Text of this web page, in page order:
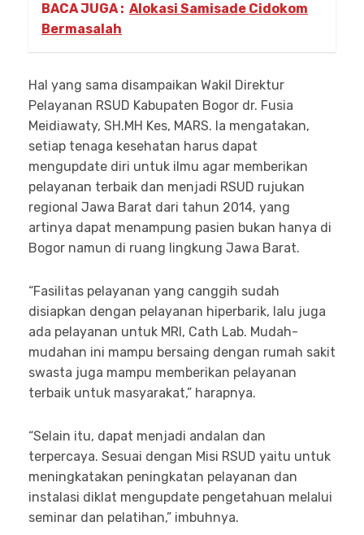
BACA JUGA : Alokasi Samisade Cidokom
Bermasalah
Hal yang sama disampaikan Wakil Direktur
Pelayanan RSUD Kabupaten Bogor dr. Fusia
Meidiawaty, SH.MH Kes, MARS. Ia mengatakan,
setiap tenaga kesehatan harus dapat
mengupdate diri untuk ilmu agar memberikan
pelayanan terbaik dan menjadi RSUD rujukan
regional Jawa Barat dari tahun 2014, yang
artinya dapat menampung pasien bukan hanya di
Bogor namun di ruang lingkung Jawa Barat.
“Fasilitas pelayanan yang canggih sudah
disiapkan dengan pelayanan hiperbarik, lalu juga
ada pelayanan untuk MRI, Cath Lab. Mudah-
mudahan ini mampu bersaing dengan rumah sakit
swasta juga mampu memberikan pelayanan
terbaik untuk masyarakat,” harapnya.
“Selain itu, dapat menjadi andalan dan
terpercaya. Sesuai dengan Misi RSUD yaitu untuk
meningkatakan peningkatan pelayanan dan
instalasi diklat mengupdate pengetahuan melalui
seminar dan pelatihan,” imbuhnya.